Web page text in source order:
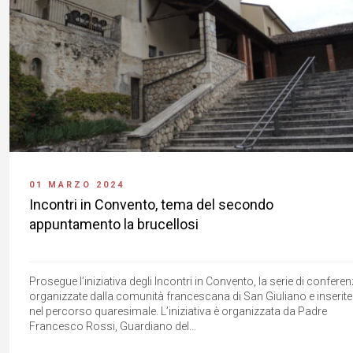
01 MARZO 2024
Incontri in Convento, tema del secondo
appuntamento la brucellosi
Prosegue l’iniziativa degli Incontri in Convento, la serie di
organizzate dalla comunità francescana di San Giuliano e inserite
nel percorso quaresimale. L’iniziativa è organizzata da Padre
Francesco Rossi, Guardiano del...